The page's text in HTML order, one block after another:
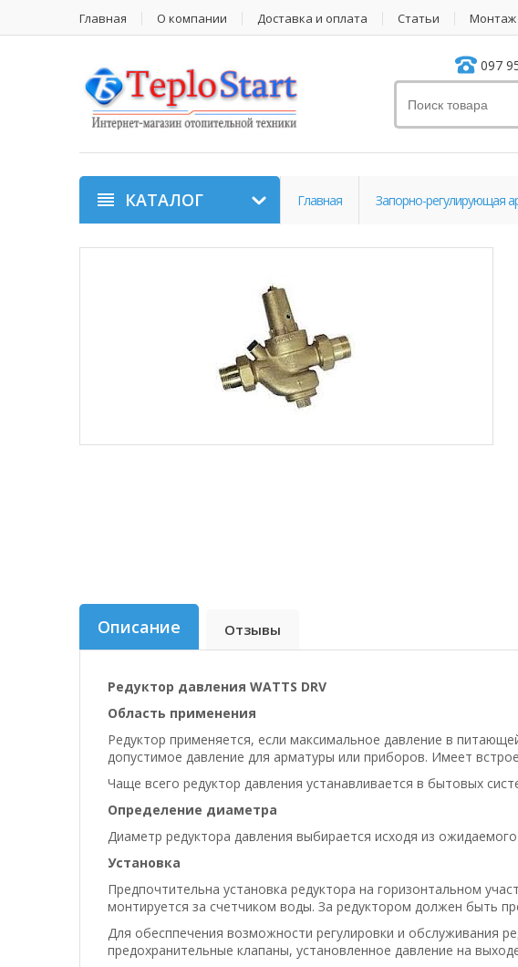
Главная О компании Доставка и оплата Статьи Монтаж
097
КАТАЛОГ Главная Запорно-регулирующая
Описание Отзывы
Редуктор давления WATTS DRV
Область применения
Редуктор применяется, если максимальное давление в
допустимое давление для арматуры или приборов. Имеет
Чаще всего редуктор давления устанавливается в бытовых
Определение диаметра
Диаметр редуктора давления выбирается исходя из
Установка
Предпочтительна установка редуктора на горизонтальном
монтируется за счетчиком воды. За редуктором должен быть
Для обесппечения возможности регулировки и обслуживания
предохранительные клапаны, установленное давление на